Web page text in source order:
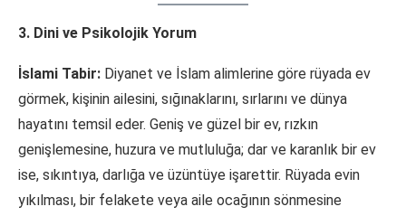
3. Dini ve Psikolojik Yorum
İslami Tabir: Diyanet ve İslam alimlerine göre rüyada ev
görmek, kişinin ailesini, sığınaklarını, sırlarını ve dünya
hayatını temsil eder. Geniş ve güzel bir ev, rızkın
genişlemesine, huzura ve mutluluğa; dar ve karanlık bir ev
ise, sıkıntıya, darlığa ve üzüntüye işarettir. Rüyada evin
yıkılması, bir felakete veya aile ocağının sönmesine